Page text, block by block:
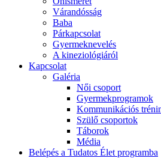
Várandósság
Baba
Párkapcsolat
Gyermeknevelés
A kineziológiáról
Kapcsolat
Galéria
Női csoport
Gyermekprogramok
Kommunikációs
Szülő csoportok
Táborok
Média
Belépés a Tudatos Élet programba